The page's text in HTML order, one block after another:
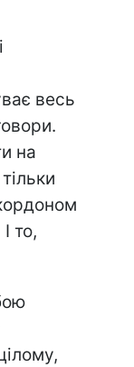
весь
на
то,